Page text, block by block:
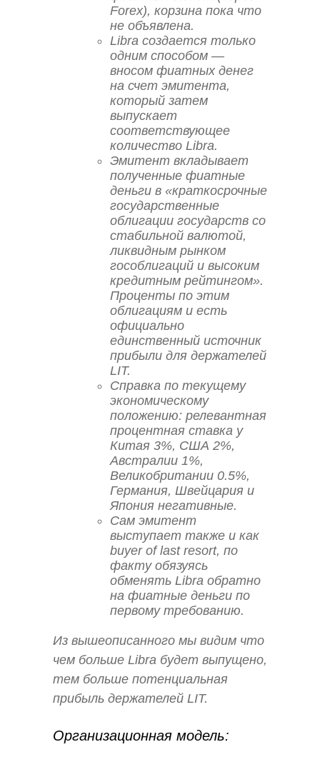
Forex), корзина пока что
не объявлена.
Libra создается только
одним способом —
вносом фиатных денег
на счет эмитента,
который затем
выпускает
соответствующее
количество Libra.
Эмитент вкладывает
полученные фиатные
деньги в «краткосрочные
государственные
облигации государств со
стабильной валютой,
ликвидным рынком
гособлигаций и высоким
кредитным рейтингом».
Проценты по этим
облигациям и есть
официально
единственный источник
прибыли для держателей
LIT.
Справка по текущему
экономическому
положению: релевантная
процентная ставка у
Китая 3%, США 2%,
Австралии 1%,
Великобритании 0.5%,
Германия, Швейцария и
Япония негативные.
Сам эмитент
выступает также и как
buyer of last resort, по
факту обязуясь
обменять Libra обратно
на фиатные деньги по
первому требованию.
Из вышеописанного мы видим что
чем больше Libra будет выпущено,
тем больше потенциальная
прибыль держателей LIT.
Организационная модель: